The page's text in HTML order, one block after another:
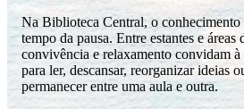
Na Biblioteca Central, o conhecimento
tempo da pausa. Entre estantes e áreas
convivência e relaxamento convidam à
para ler, descansar, reorganizar ideias
permanecer entre uma aula e outra.